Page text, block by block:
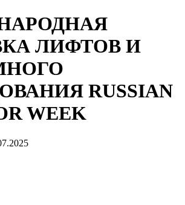
ЛИФТОВ И
RUSSIAN
WEEK